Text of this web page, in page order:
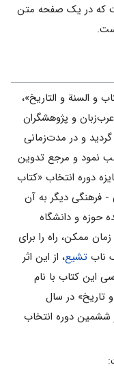
که در یک صفحه متن
و السنة و التاریخ»،
عرب‌زبان و پژوهشگران
و در مدت‌زمانى
نمود و مرجع تدوین
دوره انتخاب «کتاب
فرهنگى دیگر به آن
حوزه و دانشگاه
ممکن، راه را براى
ناب تشیع، از این اثر
این کتاب با نام
تاریخ» در سال
ششمین دوره انتخاب